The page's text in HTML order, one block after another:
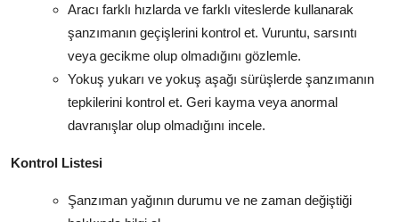
Aracı farklı hızlarda ve farklı viteslerde kullanarak
şanzımanın geçişlerini kontrol et. Vuruntu, sarsıntı
veya gecikme olup olmadığını gözlemle.
Yokuş yukarı ve yokuş aşağı sürüşlerde şanzımanın
tepkilerini kontrol et. Geri kayma veya anormal
davranışlar olup olmadığını incele.
Kontrol Listesi
Şanzıman yağının durumu ve ne zaman değiştiği